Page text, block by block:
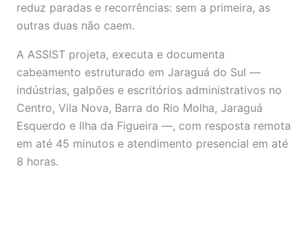
reduz paradas e recorrências: sem a primeira, as
outras duas não caem.
A ASSIST projeta, executa e documenta
cabeamento estruturado em Jaraguá do Sul —
indústrias, galpões e escritórios administrativos no
Centro, Vila Nova, Barra do Rio Molha, Jaraguá
Esquerdo e Ilha da Figueira —, com resposta remota
em até 45 minutos e atendimento presencial em até
8 horas.